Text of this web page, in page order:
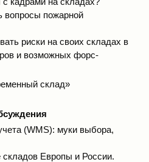
вопросы пожарной
риски на своих складах в
и возможных форс-
склад»
(WMS): муки выбора,
Европы и России.